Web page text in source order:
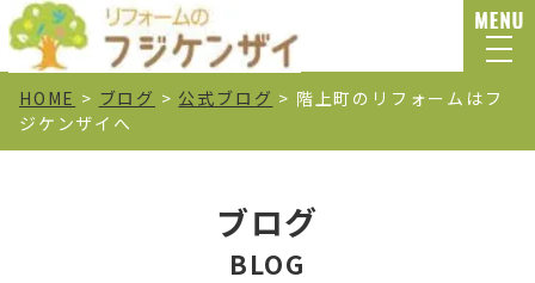
HOME > ブログ > 公式ブログ > 階上町のリフォームはフ
ジケンザイへ
ブログ
BLOG